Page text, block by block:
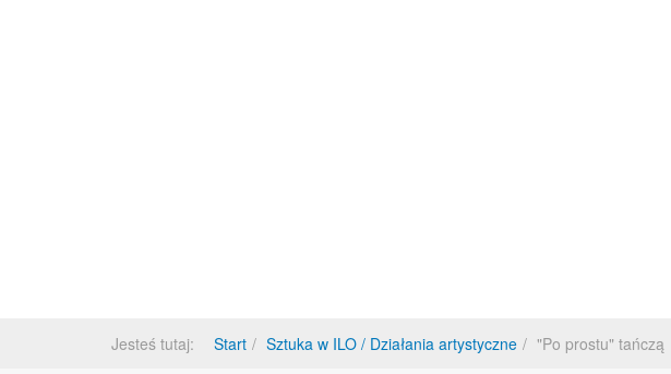
Jesteś tutaj: Start Sztuka w ILO / Działania artystyczne "Po prostu" tańczą